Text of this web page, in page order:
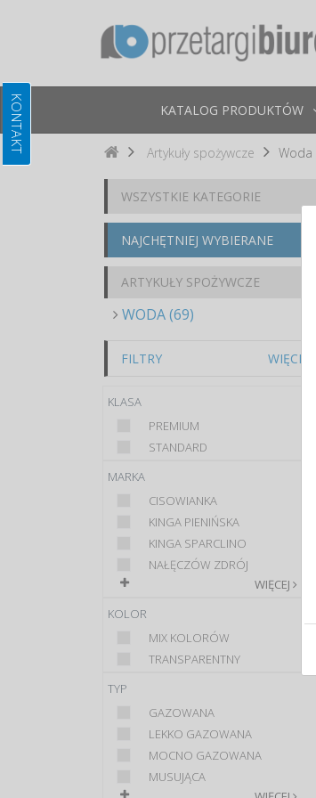
KATALOG PRODUKTÓW
Artykuły spożywcze Woda
WSZYSTKIE KATEGORIE
NAJCHĘTNIEJ WYBIERANE
ARTYKUŁY SPOŻYWCZE
WODA (69)
FILTRY WIĘCEJ
KLASA
PREMIUM
STANDARD
MARKA
CISOWIANKA
KINGA PIENIŃSKA
KINGA SPARCLINO
NAŁĘCZÓW ZDRÓJ
WIĘCEJ
KOLOR
MIX KOLORÓW
TRANSPARENTNY
TYP
GAZOWANA
LEKKO GAZOWANA
MOCNO GAZOWANA
MUSUJĄCA